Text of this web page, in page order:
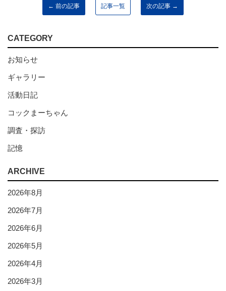
← 前の記事 記事一覧 次の記事 →
CATEGORY
お知らせ
ギャラリー
活動日記
コックまーちゃん
調査・探訪
記憶
ARCHIVE
2026年8月
2026年7月
2026年6月
2026年5月
2026年4月
2026年3月